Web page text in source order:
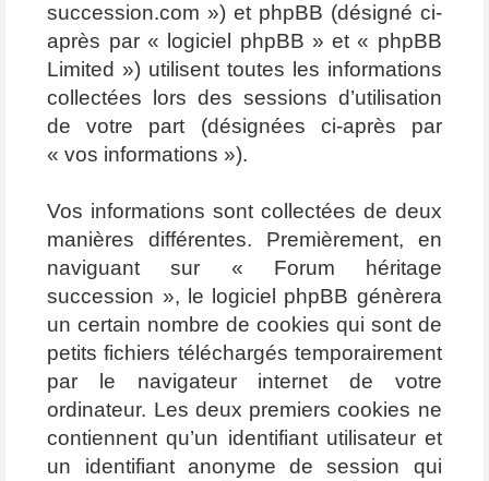
succession.com ») et phpBB (désigné ci-
après par « logiciel phpBB » et « phpBB
Limited ») utilisent toutes les informations
collectées lors des sessions d’utilisation
de votre part (désignées ci-après par
« vos informations »).
Vos informations sont collectées de deux
manières différentes. Premièrement, en
naviguant sur « Forum héritage
succession », le logiciel phpBB génèrera
un certain nombre de cookies qui sont de
petits fichiers téléchargés temporairement
par le navigateur internet de votre
ordinateur. Les deux premiers cookies ne
contiennent qu’un identifiant utilisateur et
un identifiant anonyme de session qui